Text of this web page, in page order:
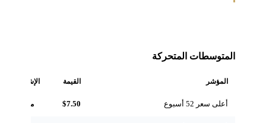
المتوسطات المتحركة
المؤشر القيمة الإشارة
أعلى سعر 52 أسبوع $7.50 مرجعي